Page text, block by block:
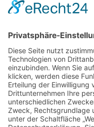
Du kannst auch direkt nach
Netzwerkbewerbung